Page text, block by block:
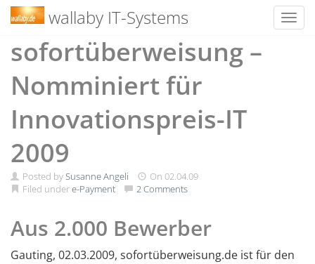
wallaby IT-Systems
sofortüberweisung –
Nomminiert für
Innovationspreis-IT
2009
Posted bySusanne Angeli On 02.04.09
Filed undere-Payment 2 Comments
Aus 2.000 Bewerber
Gauting, 02.03.2009, sofortüberweisung.de ist für den